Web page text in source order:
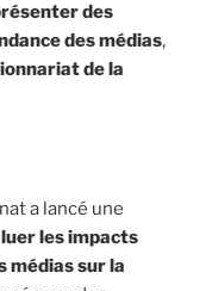
des
des médias,
de la
a lancé une
les impacts
médias sur la